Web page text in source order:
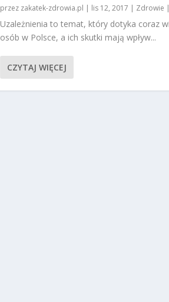
przez zakatek-zdrowia.pl | lis 12, 2017 | Zdrowie |
Uzależnienia to temat, który dotyka coraz
osób w Polsce, a ich skutki mają wpływ...
CZYTAJ WIĘCEJ